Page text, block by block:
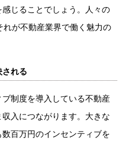
じることでしょう。人々の
が不動産業界で働く魅力の
れる
制度を導入している不動産
入につながります。大きな
百万円のインセンティブを